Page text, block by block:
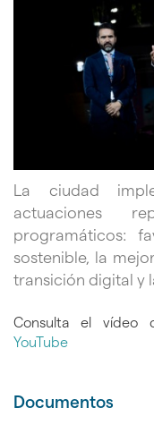
La ciudad
actuaciones
programáticos:
sostenible, la
transición digital y
Consulta el vídeo
YouTube
Documentos